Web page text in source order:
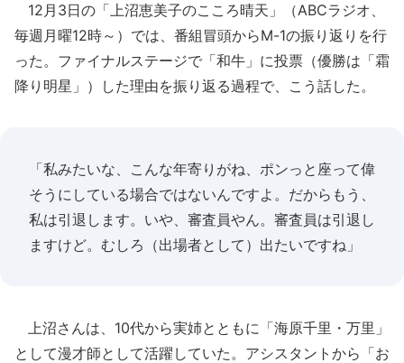
12月3日の「上沼恵美子のこころ晴天」（ABCラジオ、
毎週月曜12時～）では、番組冒頭からM-1の振り返りを行
った。ファイナルステージで「和牛」に投票（優勝は「霜
降り明星」）した理由を振り返る過程で、こう話した。
「私みたいな、こんな年寄りがね、ポンっと座って偉
そうにしている場合ではないんですよ。だからもう、
私は引退します。いや、審査員やん。審査員は引退し
ますけど。むしろ（出場者として）出たいですね」
上沼さんは、10代から実姉とともに「海原千里・万里」
として漫才師として活躍していた。アシスタントから「お